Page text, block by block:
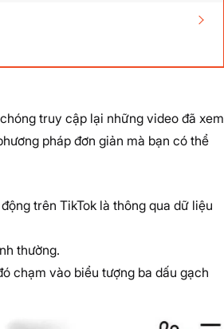
truy cập lại những video đã xem
pháp đơn giản mà bạn có thể
trên TikTok là thông qua dữ liệu
thường.
chạm vào biểu tượng ba dấu gạch